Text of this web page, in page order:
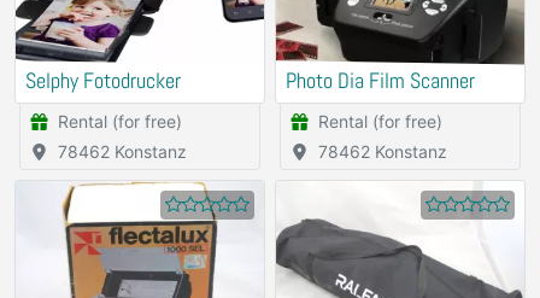
Selphy Fotodrucker
Rental (for free)
78462 Konstanz
Photo Dia Film Scanner
Rental (for free)
78462 Konstanz